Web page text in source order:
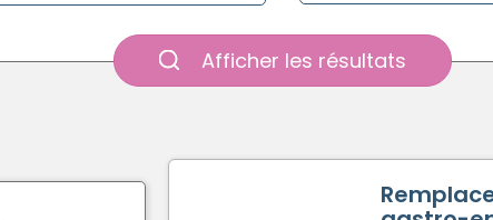
Afficher les résultats